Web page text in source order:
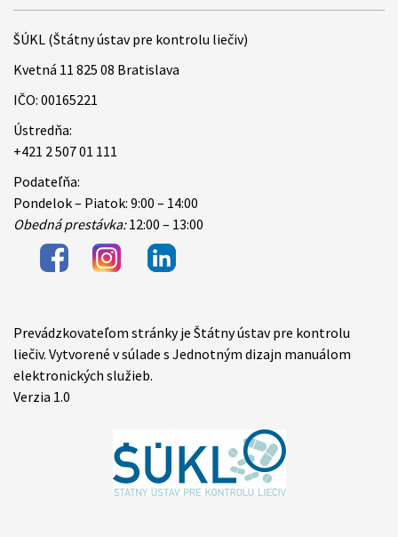
ŠÚKL (Štátny ústav pre kontrolu liečiv)
Kvetná 11 825 08 Bratislava
IČO: 00165221
Ústredňa:
+421 2 507 01 111
Podateľňa:
Pondelok – Piatok: 9:00 – 14:00
Obedná prestávka:12:00 – 13:00
Items
Prevádzkovateľom stránky je Štátny ústav pre kontrolu
liečiv. Vytvorené v súlade s Jednotným dizajn manuálom
elektronických služieb.
Verzia 1.0